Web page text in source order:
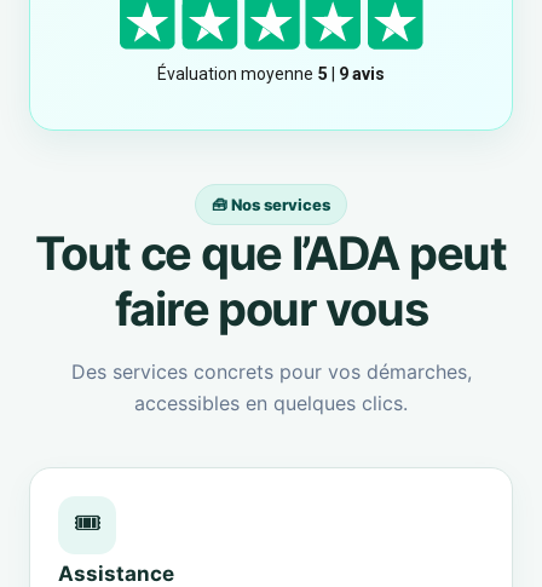
🧰 Nos services
Tout ce que l’ADA peut
faire pour vous
Des services concrets pour vos démarches,
accessibles en quelques clics.
🎟️
Assistance